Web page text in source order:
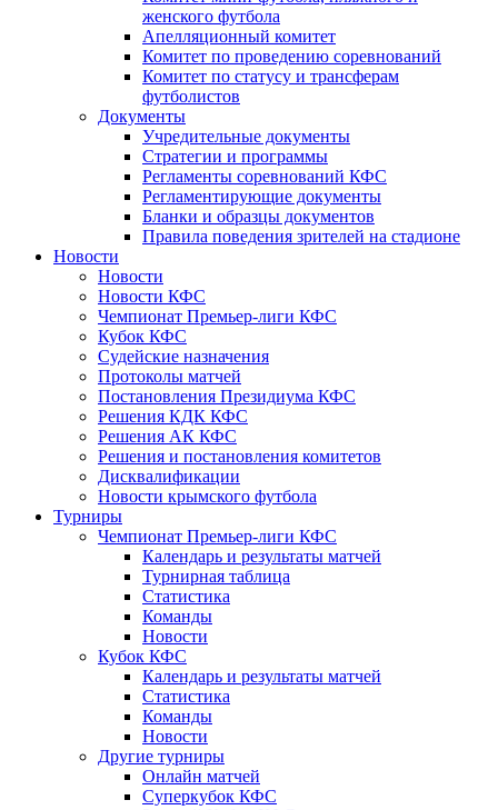
женского футбола
Апелляционный комитет
Комитет по проведению соревнований
Комитет по статусу и трансферам
футболистов
Документы
Учредительные документы
Стратегии и программы
Регламенты соревнований КФС
Регламентирующие документы
Бланки и образцы документов
Правила поведения зрителей на стадионе
Новости
Новости
Новости КФС
Чемпионат Премьер-лиги КФС
Кубок КФС
Судейские назначения
Протоколы матчей
Постановления Президиума КФС
Решения КДК КФС
Решения АК КФС
Решения и постановления комитетов
Дисквалификации
Новости крымского футбола
Турниры
Чемпионат Премьер-лиги КФС
Календарь и результаты матчей
Турнирная таблица
Статистика
Команды
Новости
Кубок КФС
Календарь и результаты матчей
Статистика
Команды
Новости
Другие турниры
Онлайн матчей
Суперкубок КФС